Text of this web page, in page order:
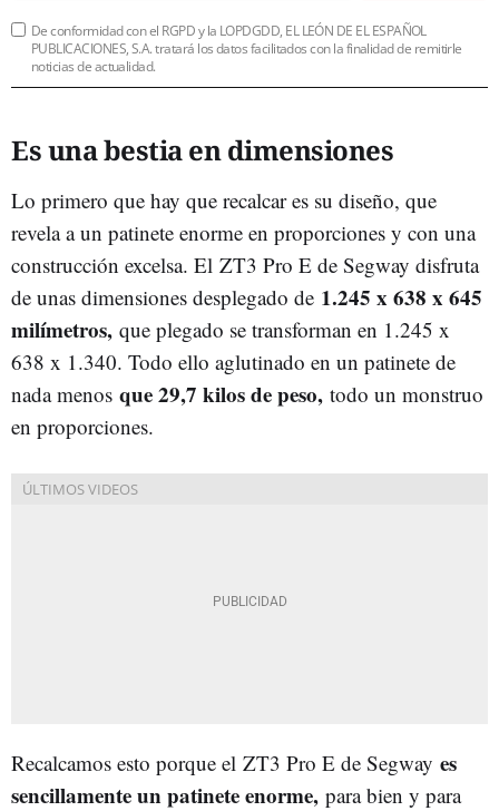
De conformidad con el RGPD y la LOPDGDD, EL LEÓN DE EL ESPAÑOL
PUBLICACIONES, S.A. tratará los datos facilitados con la finalidad de remitirle
noticias de actualidad.
Es una bestia en dimensiones
Lo primero que hay que recalcar es su diseño, que
revela a un patinete enorme en proporciones y con una
construcción excelsa. El ZT3 Pro E de Segway disfruta
de unas dimensiones desplegado de 1.245 x 638 x 645
milímetros, que plegado se transforman en 1.245 x
638 x 1.340. Todo ello aglutinado en un patinete de
nada menos que 29,7 kilos de peso, todo un monstruo
en proporciones.
Recalcamos esto porque el ZT3 Pro E de Segway es
sencillamente un patinete enorme, para bien y para